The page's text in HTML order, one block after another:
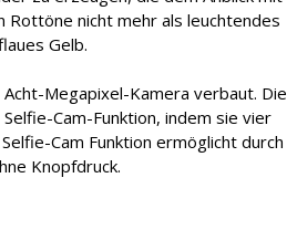
Rottöne nicht mehr als leuchtendes
Gelb.
Megapixel-Kamera verbaut. Die
Cam-Funktion, indem sie vier
Cam Funktion ermöglicht durch
Knopfdruck.